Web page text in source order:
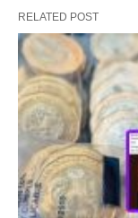
RELATED POST